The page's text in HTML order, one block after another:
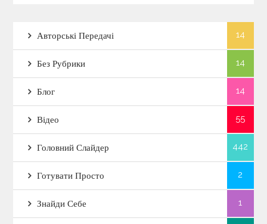
Авторські Передачі 14
Без Рубрики 14
Блог 14
Відео 55
Головний Слайдер 442
Готувати Просто 2
Знайди Себе 1